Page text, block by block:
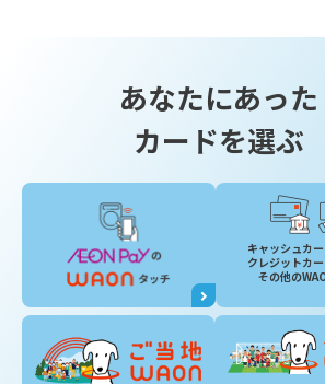
あなたにあった
カードを選ぶ
キャッシュカ
クレジットカ
その他の